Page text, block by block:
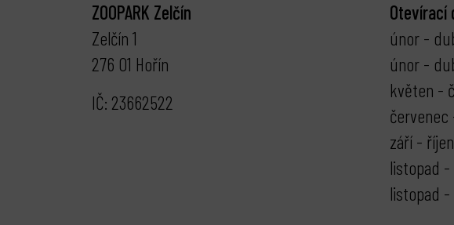
ZOOPARK Zelčín
Zelčín 1
276 01 Hořín
IČ: 23662522
Otevírací
únor -
únor -
květen -
září -
listopad -
listopad -